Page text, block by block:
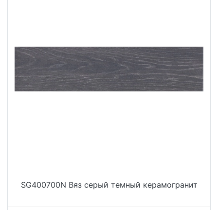
SG400700N Вяз серый темный керамогранит